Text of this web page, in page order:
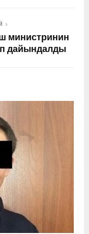
министринин
дайындалды